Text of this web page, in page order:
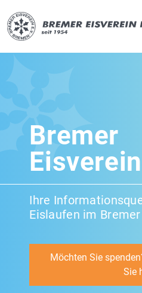
Bremer
Ihre
Eislaufen im
Möchten Sie
Sie